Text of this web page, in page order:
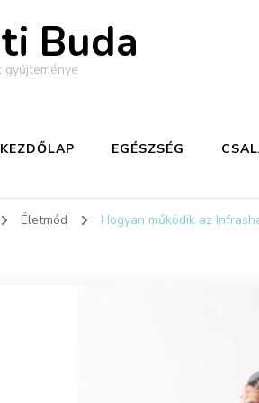
Buda
gyűjteménye
KEZDŐLAP EGÉSZSÉG
Életmód Hogyan működik az